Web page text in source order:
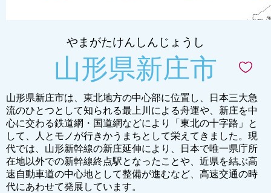
やまがたけんしんじょうし
山形県新庄市
山形県新庄市は、東北地方の中心部に位置し、日本三大急
流のひとつとして知られる最上川による舟運や、新庄を中
心に交わる鉄道網・国道網などにより「東北の十字路」と
して、人とモノが行きかうまちとして栄えてきました。現
代では、山形新幹線の新庄延伸により、日本で唯一県庁所
在地以外での新幹線終点駅となったことや、近県を結ぶ高
速自動車道の中心地として整備が進むなど、高速交通の時
代にあわせて発展しています。